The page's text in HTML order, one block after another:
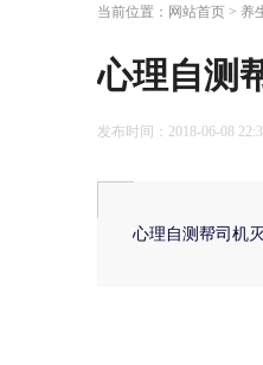
当前位置： 网站首页 > 养
心理自测
发布时间：2018-06-08
心理自测帮司机